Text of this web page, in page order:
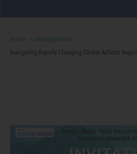
Home
Uncategorized
Navigating Rapidly Changing Global AdTech